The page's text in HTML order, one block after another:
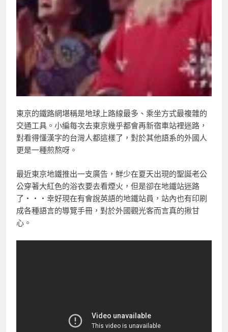
東京的鐵路網堪稱是地球上路線最多、乘坐方式最複雜的
交通工具。小編每次去東京幾乎都會再新宿車站裡迷路，
對看得懂漢字的台灣人都這樣了，對於其他語系的外國人
更是一種煎熬呀。
最近東京地鐵推出一支廣告，鮮少在夏天出現的聖誕老公
公穿著大紅色的浴衣要去看煙火，但是卻在地鐵站迷路
了・・・幸好現在有會說英語的地鐵站員，站內也有印刷
成各種語言的導覽手冊，對於外國觀光客而言真的揪甘
心。